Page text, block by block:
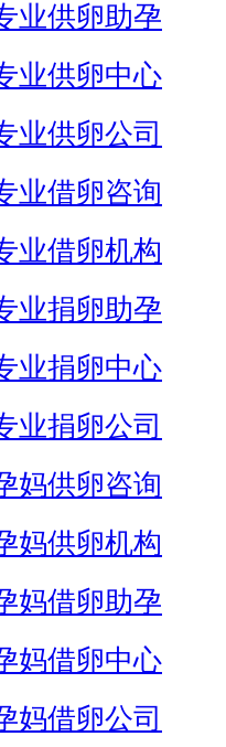
业供卵助孕
业供卵中心
业供卵公司
业借卵咨询
业借卵机构
业捐卵助孕
业捐卵中心
业捐卵公司
妈供卵咨询
妈供卵机构
妈借卵助孕
妈借卵中心
妈借卵公司